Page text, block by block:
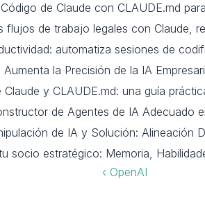
de Claude con CLAUDE.md
flujos de trabajo legales con Claude,
automatiza sesiones de
Aumenta la Precisión de la IA
Claude y CLAUDE.md: una guía
de Agentes de IA Adecuado
de IA y Solución: Alineación
socio estratégico: Memoria,
‹ OpenAI